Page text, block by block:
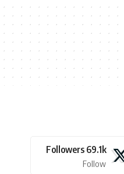
69.1k
Followers
Follow